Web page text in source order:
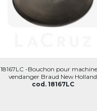
18167LC -Bouchon pour
vendanger Braud New Holland
cod. 18167LC